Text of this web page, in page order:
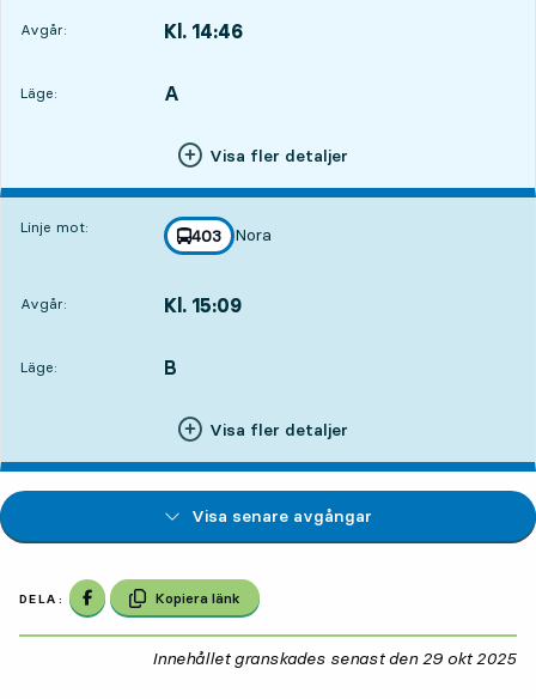
Avgår: Kl. 14:46
Läge:
LÄGE, A
,
Visa fler detaljer
Linje mot: linje
403
mot
Nora
,
Avgår: Kl. 15:09
Läge:
LÄGE, B
,
Visa fler detaljer
Visa senare avgångar
DELA: Dela på Facebook
Kopiera länk
Innehållet granskades senast den 29 okt 2025